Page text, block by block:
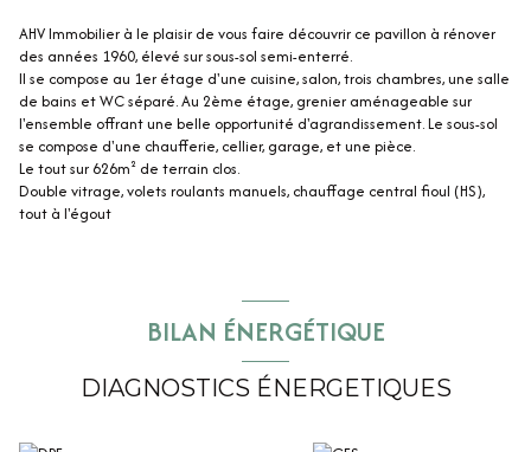
AHV Immobilier à le plaisir de vous faire découvrir ce pavillon à rénover
des années 1960, élevé sur sous-sol semi-enterré.
Il se compose au 1er étage d'une cuisine, salon, trois chambres, une salle
de bains et WC séparé. Au 2ème étage, grenier aménageable sur
l'ensemble offrant une belle opportunité d'agrandissement. Le sous-sol
se compose d'une chaufferie, cellier, garage, et une pièce.
Le tout sur 626m² de terrain clos.
Double vitrage, volets roulants manuels, chauffage central fioul (HS),
tout à l'égout
BILAN ÉNERGÉTIQUE
DIAGNOSTICS ÉNERGETIQUES